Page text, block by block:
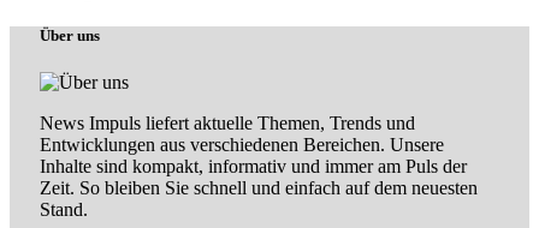
Über uns
News Impuls liefert aktuelle Themen, Trends und
Entwicklungen aus verschiedenen Bereichen. Unsere
Inhalte sind kompakt, informativ und immer am Puls der
Zeit. So bleiben Sie schnell und einfach auf dem neuesten
Stand.